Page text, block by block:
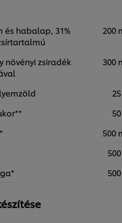
és habalap, 31%
200
növényi zsiradék
300
500